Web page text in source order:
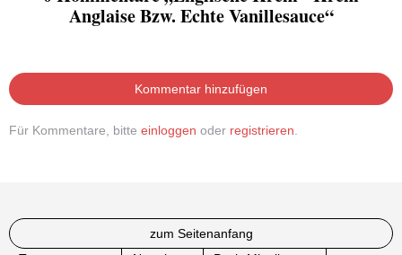
Anglaise Bzw. Echte Vanillesauce“
Kommentar hinzufügen
Für Kommentare, bitte einloggen oder registrieren.
zum Seitenanfang